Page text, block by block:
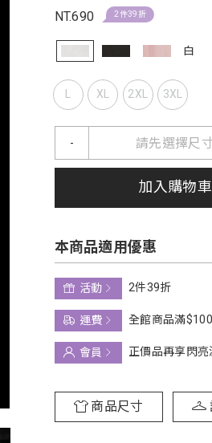
NT.690 2件39折
白
L XL 2XL 3XL
請先選擇尺
-
加入購物車
本商品適用優惠
活動
2件39折
運費
全館商品滿
會員
正價品再享閃
商品尺寸